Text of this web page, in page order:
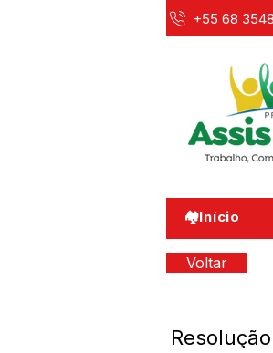
+55 68
🏘️Início
Voltar